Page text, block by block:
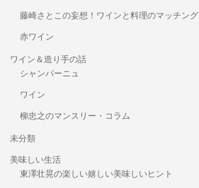
藤崎さとこの妄想！ワインと料理のマッチング
赤ワイン
ワイン＆造り手の話
シャンパーニュ
ワイン
柳忠之のマンスリー・コラム
未分類
美味しい生活
東澤壮晃の楽しい嬉しい美味しいヒント